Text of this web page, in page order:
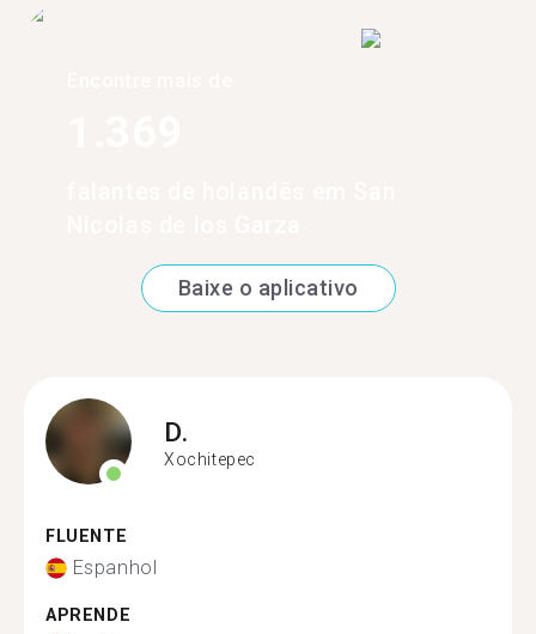
Baixe o aplicativo
D.
Xochitepec
FLUENTE
Espanhol
APRENDE